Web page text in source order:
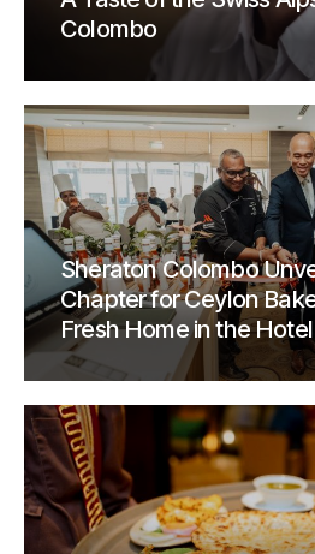
Colombo
Sheraton Colombo
Chapter for Ceylon
Fresh Home in the